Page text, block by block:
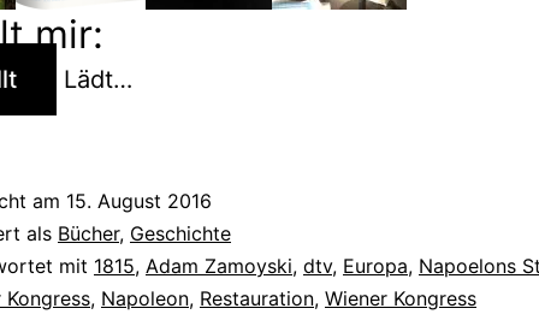
mir:
Lädt…
am 15. August 2016
als Bücher, Geschichte
mit 1815, Adam Zamoyski, dtv, Europa, Napoelons
Kongress, Napoleon, Restauration, Wiener Kongress